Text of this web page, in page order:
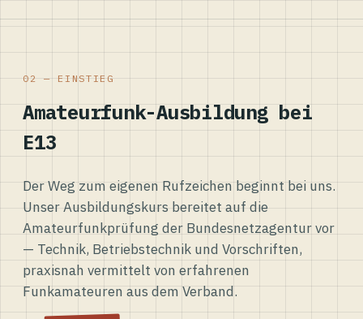
02 — EINSTIEG
Amateurfunk-Ausbildung bei
E13
Der Weg zum eigenen Rufzeichen beginnt bei uns.
Unser Ausbildungskurs bereitet auf die
Amateurfunkprüfung der Bundesnetzagentur vor
— Technik, Betriebstechnik und Vorschriften,
praxisnah vermittelt von erfahrenen
Funkamateuren aus dem Verband.